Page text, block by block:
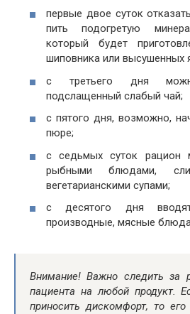
первые двое суток
пить подогретую
который будет
шиповника или высушенных
с третьего дня
подслащенный слабый чай;
с пятого дня, возможно,
пюре;
с седьмых суток рацион
рыбными блюдами,
вегетарианскими супами;
с десятого дня
производные, мясные
Внимание! Важно следить за
пациента на любой продукт.
приносить дискомфорт, то